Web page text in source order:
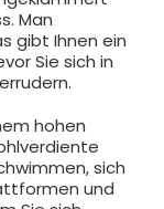
Man
gibt Ihnen ein
Sie sich in
hohen
sich
und